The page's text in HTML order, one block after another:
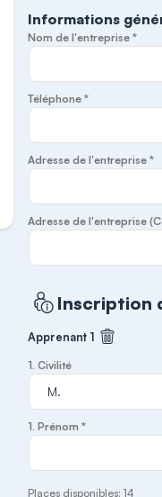
Informations
Nom de l'entreprise *
Téléphone *
Adresse de l'entreprise *
Adresse de l'entreprise
Inscription
Apprenant 1
1. Civilité
1. Prénom *
Places disponibles: 14